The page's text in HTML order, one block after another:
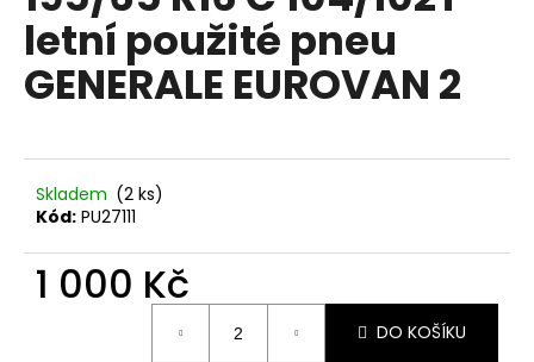
0,0
5
hvězdiček.
letní použité pneu
GENERALE EUROVAN 2
Skladem (2 ks)
Kód: PU27111
1 000 Kč
DO KOŠÍKU
a
j
í
?